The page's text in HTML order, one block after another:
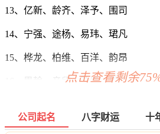
13、亿新、龄齐、泽予、围司
14、宁强、途杨、易玮、珺凡
15、桦龙、柏维、百洋、韵昂
16、思翰、辛颀、弘烽、优航
18、铸奥、华正、韵东、元众
点击查看剩余
公司起名 八字财运 十